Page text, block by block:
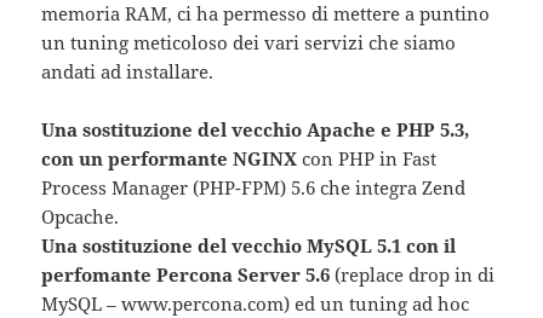
memoria RAM, ci ha permesso di mettere a puntino
un tuning meticoloso dei vari servizi che siamo
andati ad installare.
Una sostituzione del vecchio Apache e PHP 5.3,
con un performante NGINX con PHP in Fast
Process Manager (PHP-FPM) 5.6 che integra Zend
Opcache.
Una sostituzione del vecchio MySQL 5.1 con il
perfomante Percona Server 5.6 (replace drop in di
MySQL – www.percona.com) ed un tuning ad hoc